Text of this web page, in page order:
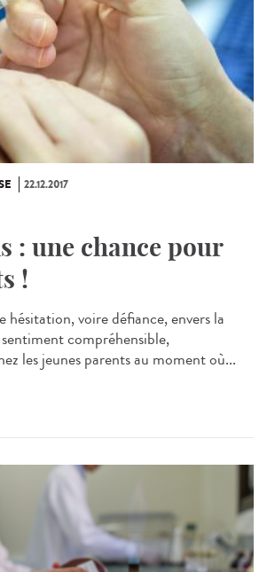
22.12.2017
: une chance pour
!
hésitation, voire défiance, envers la
compréhensible,
les jeunes parents au moment où...